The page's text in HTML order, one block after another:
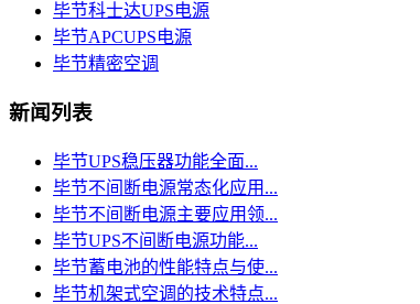
毕节科士达UPS电源
毕节APCUPS电源
毕节精密空调
新闻列表
毕节UPS稳压器功能全面...
毕节不间断电源常态化应用...
毕节不间断电源主要应用领...
毕节UPS不间断电源功能...
毕节蓄电池的性能特点与使...
毕节机架式空调的技术特点...